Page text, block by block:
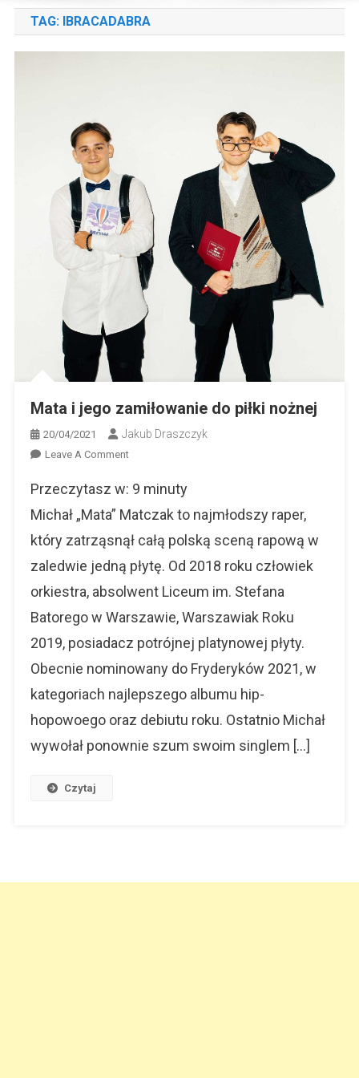
TAG: IBRACADABRA
Mata i jego zamiłowanie do piłki nożnej
20/04/2021 Jakub Draszczyk
Leave A CommentOn
I
Jego
Do
Piłki
Przeczytasz w: 9 minuty
Michał „Mata” Matczak to najmłodszy raper,
który zatrząsnął całą polską sceną rapową w
zaledwie jedną płytę. Od 2018 roku człowiek
orkiestra, absolwent Liceum im. Stefana
Batorego w Warszawie, Warszawiak Roku
2019, posiadacz potrójnej platynowej płyty.
Obecnie nominowany do Fryderyków 2021, w
kategoriach najlepszego albumu hip-
hopowoego oraz debiutu roku. Ostatnio Michał
wywołał ponownie szum swoim singlem […]
Czytaj